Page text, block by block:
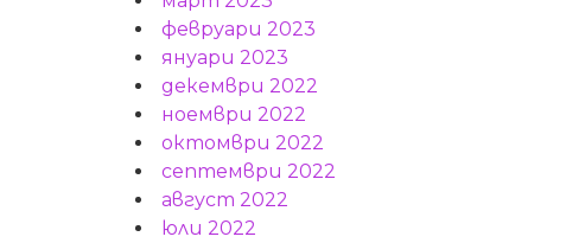
февруари 2023
януари 2023
декември 2022
ноември 2022
октомври 2022
септември 2022
август 2022
юли 2022